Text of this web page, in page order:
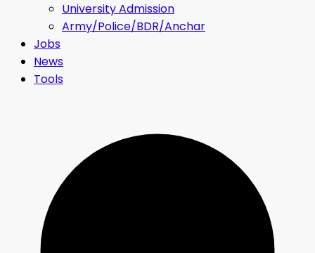
University Admission
Army/Police/BDR/Anchar
Jobs
News
Tools